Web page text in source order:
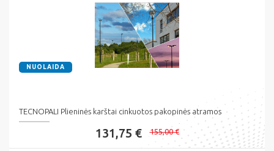
NUOLAIDA
TECNOPALI Plieninės karštai cinkuotos pakopinės atramos
131,75 € 155,00 €